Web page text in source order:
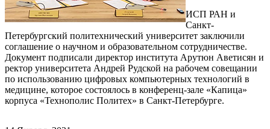
ИСП РАН и
Санкт-
Петербургский политехнический университет заключили
соглашение о научном и образовательном сотрудничестве.
Документ подписали директор института Арутюн Аветисян и
ректор университета Андрей Рудской на рабочем совещании
по использованию цифровых компьютерных технологий в
медицине, которое состоялось в конференц-зале «Капица»
корпуса «Технополис Политех» в Санкт-Петербурге.